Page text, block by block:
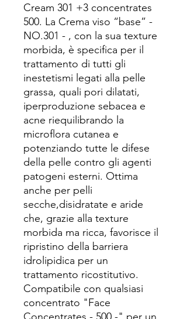
Cream 301 +3 concentrates
500. La Crema viso “base” -
NO.301 - , con la sua texture
morbida, è specifica per il
trattamento di tutti gli
inestetismi legati alla pelle
grassa, quali pori dilatati,
iperproduzione sebacea e
acne riequilibrando la
microflora cutanea e
potenziando tutte le difese
della pelle contro gli agenti
patogeni esterni. Ottima
anche per pelli
secche,disidratate e aride
che, grazie alla texture
morbida ma ricca, favorisce il
ripristino della barriera
idrolipidica per un
trattamento ricostitutivo.
Compatibile con qualsiasi
concentrato "Face